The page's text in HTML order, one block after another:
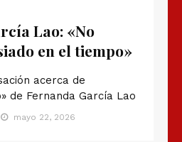
Lao: «No
en el tiempo»
acerca de
de Fernanda García Lao
mayo 22, 2026